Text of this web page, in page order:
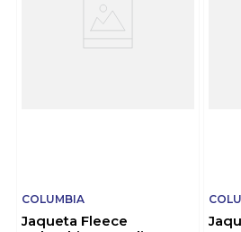
COLUMBIA
Jaqueta Fleece